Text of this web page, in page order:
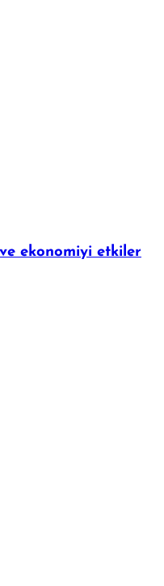
ekonomiyi etkiler